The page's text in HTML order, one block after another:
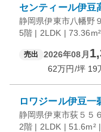
センティール伊豆
静岡県伊東市八幡野
5階 | 2LDK |
売出 2026年08月
62万円/坪 19
ロワジール伊豆一
静岡県伊東市荻５５
2階 | 2LDK | 51.6m²